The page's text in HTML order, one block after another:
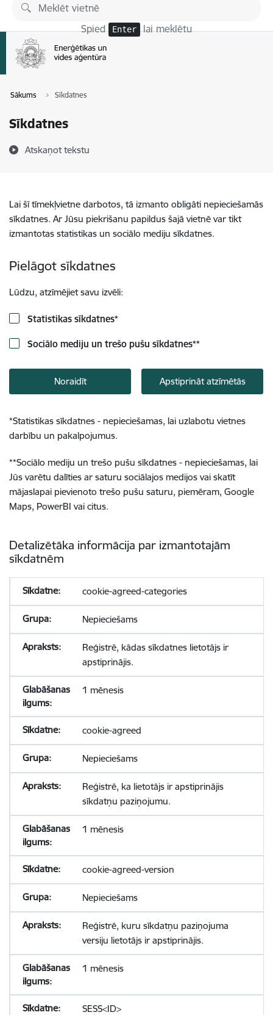
Pāriet uz lapas saturu
Spied Enter lai meklētu
Sākums Sīkdatnes
Sīkdatnes
Atskaņot tekstu
Lai šī tīmekļvietne darbotos, tā izmanto obligāti nepieciešamās
sīkdatnes. Ar Jūsu piekrišanu papildus šajā vietnē var tikt
izmantotas statistikas un sociālo mediju sīkdatnes.
Pielāgot sīkdatnes
Lūdzu, atzīmējiet savu izvēli:
Statistikas sīkdatnes*
Sociālo mediju un trešo pušu sīkdatnes**
Noraidīt Apstiprināt atzīmētās
*Statistikas sīkdatnes - nepieciešamas, lai uzlabotu vietnes
darbību un pakalpojumus.
**Sociālo mediju un trešo pušu sīkdatnes - nepieciešamas, lai
Jūs varētu dalīties ar saturu sociālajos medijos vai skatīt
mājaslapai pievienoto trešo pušu saturu, piemēram, Google
Maps, PowerBI vai citus.
Detalizētāka informācija par izmantotajām
sīkdatnēm
cookie-agreed-categories
Nepieciešams
Reģistrē, kādas sīkdatnes lietotājs ir
apstiprinājis.
1 mēnesis
cookie-agreed
Nepieciešams
Reģistrē, ka lietotājs ir apstiprinājis
sīkdatņu paziņojumu.
1 mēnesis
cookie-agreed-version
Nepieciešams
Reģistrē, kuru sīkdatņu paziņojuma
versiju lietotājs ir apstiprinājis.
1 mēnesis
SESS<ID>